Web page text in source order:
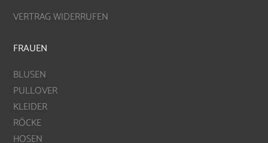
VERTRAG WIDERRUFEN
FRAUEN
BLUSEN
PULLOVER
KLEIDER
RÖCKE
HOSEN